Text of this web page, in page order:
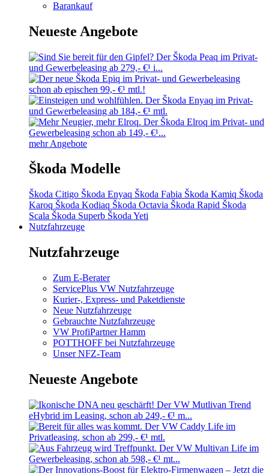
Barankauf
Neueste Angebote
mehr Angebote
Škoda Modelle
Škoda Citigo Škoda Enyaq Škoda Fabia Škoda Kamiq Škoda
Karoq Škoda Kodiaq Škoda Octavia Škoda Rapid Škoda
Scala Škoda Superb Škoda Yeti
Nutzfahrzeuge
Nutzfahrzeuge
Zum E-Berater
ServicePlus VW Nutzfahrzeuge
Kurier-, Express- und Paketdienste
Neue Nutzfahrzeuge
Gebrauchte Nutzfahrzeuge
VW ProfiPartner Hamm
POTTHOFF bei Nutzfahrzeuge
Unser NFZ-Team
Neueste Angebote